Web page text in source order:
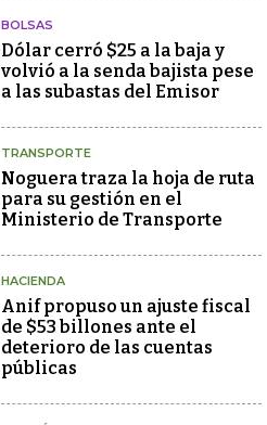
BOLSAS
Dólar cerró $25 a la baja y
volvió a la senda bajista pese
a las subastas del Emisor
TRANSPORTE
Noguera traza la hoja de ruta
para su gestión en el
Ministerio de Transporte
HACIENDA
Anif propuso un ajuste fiscal
de $53 billones ante el
deterioro de las cuentas
públicas